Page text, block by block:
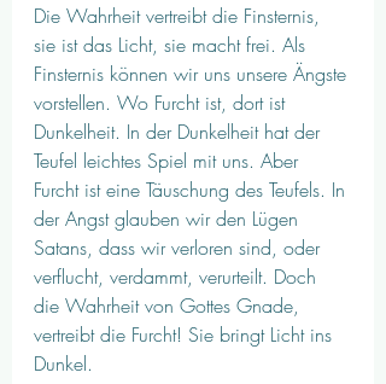
Die Wahrheit vertreibt die Finsternis,
sie ist das Licht, sie macht frei. Als
Finsternis können wir uns unsere Ängste
vorstellen. Wo Furcht ist, dort ist
Dunkelheit. In der Dunkelheit hat der
Teufel leichtes Spiel mit uns. Aber
Furcht ist eine Täuschung des Teufels. In
der Angst glauben wir den Lügen
Satans, dass wir verloren sind, oder
verflucht, verdammt, verurteilt. Doch
die Wahrheit von Gottes Gnade,
vertreibt die Furcht! Sie bringt Licht ins
Dunkel.